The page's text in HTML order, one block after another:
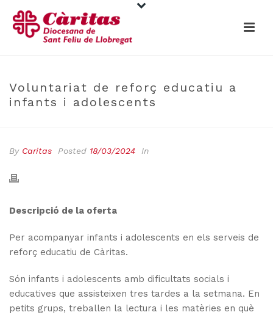
Voluntariat de reforç educatiu a
infants i adolescents
By Caritas Posted 18/03/2024 In
Descripció de la oferta
Per acompanyar infants i adolescents en els serveis de
reforç educatiu de Càritas.
Són infants i adolescents amb dificultats socials i
educatives que assisteixen tres tardes a la setmana. En
petits grups, treballen la lectura i les matèries en què